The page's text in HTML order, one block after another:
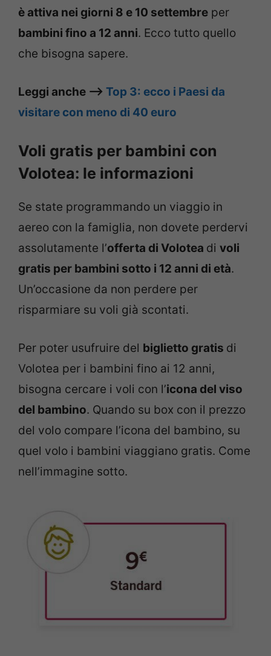
è attiva nei giorni 8 e 10 settembre per
bambini fino a 12 anni. Ecco tutto quello
che bisogna sapere.
Leggi anche –> Top 3: ecco i Paesi da
visitare con meno di 40 euro
Voli gratis per bambini con
Volotea: le informazioni
Se state programmando un viaggio in
aereo con la famiglia, non dovete perdervi
assolutamente l’offerta di Volotea di voli
gratis per bambini sotto i 12 anni di età.
Un’occasione da non perdere per
risparmiare su voli già scontati.
Per poter usufruire del biglietto gratis di
Volotea per i bambini fino ai 12 anni,
bisogna cercare i voli con l’icona del viso
del bambino. Quando su box con il prezzo
del volo compare l’icona del bambino, su
quel volo i bambini viaggiano gratis. Come
nell’immagine sotto.